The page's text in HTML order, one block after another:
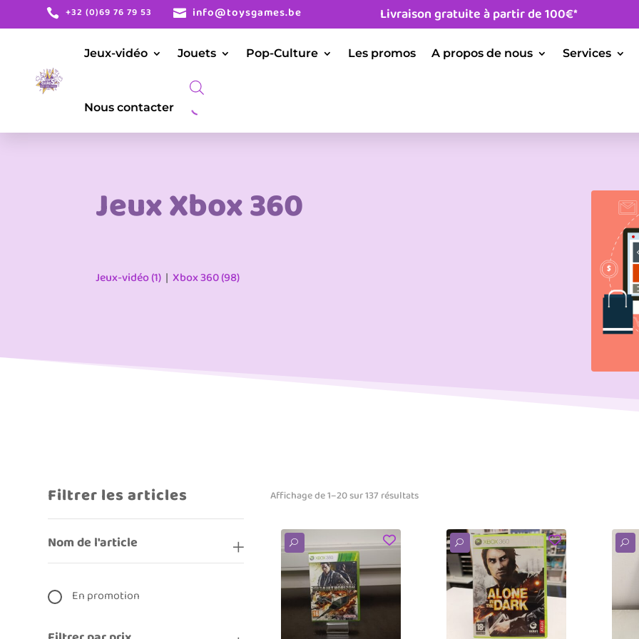
 +32 (0)69 76 79 53  info@toysgames.be Livraison gratuite à partir de 100€*
Jeux-vidéo Jouets Pop-Culture Les promos A propos de nous Services
Nous contacter
Jeux Xbox 360
Jeux-vidéo (1) |Xbox 360 (98)
Filtrer les articles
Nom de l'article
En promotion
Affichage de 1–20 sur 137 résultats
U U U